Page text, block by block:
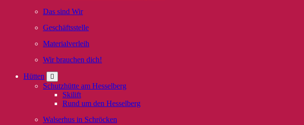
Das sind Wir
Geschäftsstelle
Materialverleih
Wir brauchen dich!
Hütten
Schutzhütte am Hesselberg
Skilift
Rund um den Hesselberg
Walserhus in Schröcken